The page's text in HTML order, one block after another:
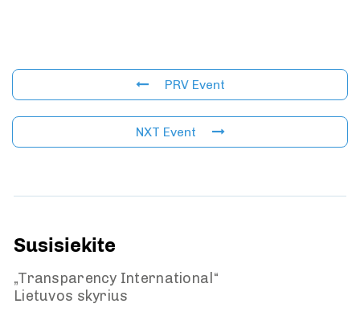
PRV Event
NXT Event
Susisiekite
„Transparency International“
Lietuvos skyrius